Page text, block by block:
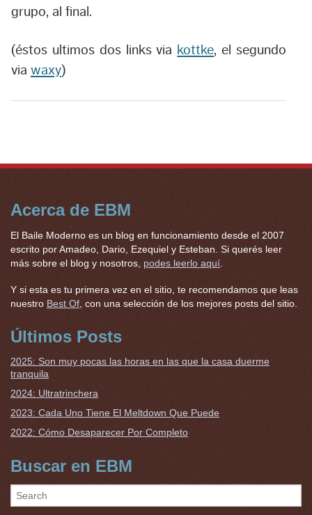
grupo, al final.
(éstos ultimos dos links via kottke, el segundo
via waxy)
Acerca de EBM
El Baile Moderno es un blog en funcionamiento desde el 2007
escrito por Amadeo, Dario, Ezequiel y Esteban. Si querés leer
más sobre el blog y nosotros, podes leerlo aquí
Y si esta es tu primera vez en el sitio, te recomendamos que leas
nuestro Best Of , con una selección de los mejores posts del sitio.
Últimos Posts
2025: Son muy pocas las horas en las que la casa duerme
tranquila
2024: Ultratrinchera
2023: Cada Uno Tiene El Meltdown Que Puede
2022: Cómo Desaparecer Por Completo
Buscar en EBM